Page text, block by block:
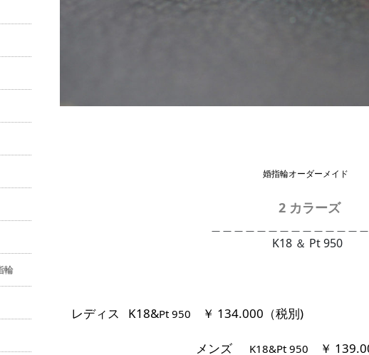
婚指輪オーダーメイド
2 カラーズ
K18 ＆ Pt 950
レディス K18&Pt 950 ￥ 134.000（税別)
メンズ K18&Pt 950
￥
輪